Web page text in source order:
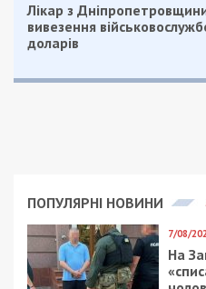
Лікар з
вивезення
доларів
ПОПУЛЯРНІ НОВИНИ
7/08/
На